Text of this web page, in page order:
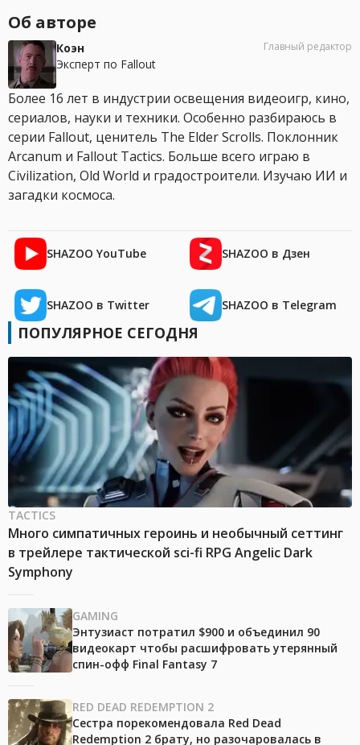
Об авторе
Коэн
Эксперт по Fallout
Главный редактор
Более 16 лет в индустрии освещения видеоигр, кино,
сериалов, науки и техники. Особенно разбираюсь в
серии Fallout, ценитель The Elder Scrolls. Поклонник
Arcanum и Fallout Tactics. Больше всего играю в
Civilization, Old World и градостроители. Изучаю ИИ и
загадки космоса.
SHAZOO YouTube SHAZOO в Дзен
SHAZOO в Twitter SHAZOO в Telegram
ПОПУЛЯРНОЕ СЕГОДНЯ
TACTICS
Много симпатичных героинь и необычный сеттинг
в трейлере тактической sci-fi RPG Angelic Dark
Symphony
GAMING
Энтузиаст потратил $900 и объединил 90
видеокарт чтобы расшифровать утерянный
спин-офф Final Fantasy 7
RED DEAD REDEMPTION 2
Сестра порекомендовала Red Dead
Redemption 2 брату, но разочаровалась в